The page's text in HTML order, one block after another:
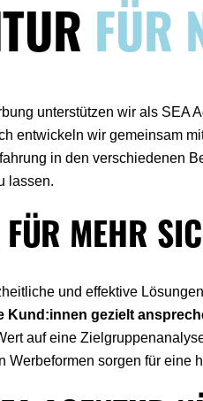
FÜR
unterstützen wir als
entwickeln wir gemeinsam
in den verschiedenen
lassen.
FÜR MEHR
und effektive
Kund:innen gezielt
auf eine
sorgen für eine